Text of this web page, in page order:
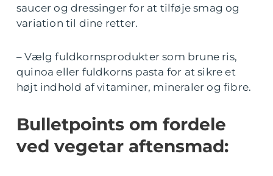
saucer og dressinger for at tilføje smag og
variation til dine retter.
– Vælg fuldkornsprodukter som brune ris,
quinoa eller fuldkorns pasta for at sikre et
højt indhold af vitaminer, mineraler og fibre.
Bulletpoints om fordele
ved vegetar aftensmad: